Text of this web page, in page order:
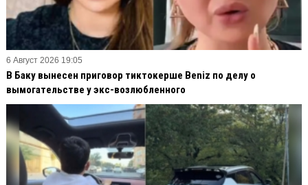
6 Август 2026 19:05
В Баку вынесен приговор тиктокерше Beniz по делу о
вымогательстве у экс-возлюбленного